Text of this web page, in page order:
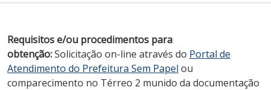
Requisitos e/ou procedimentos para
obtenção:Solicitação on-line através do Portal de
Atendimento do Prefeitura Sem Papel ou
comparecimento no Térreo 2 munido da documentação